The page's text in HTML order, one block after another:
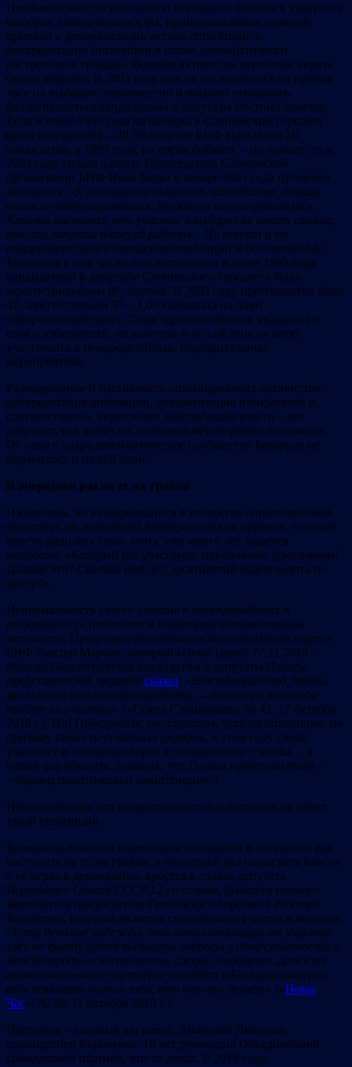
Необъяснимый по умолчанию переход от бойкота к участию в
выборах, смена, казалось бы, принципиальных позиций
привели к деморализации актива оппозиции, к
дискредитации оппозиции в глазах демократически
настроенных граждан. Рядовые активисты перестали верить
своим лидерам. В 2003 году они не откликнулись на призыв
«все на выборы», повсеместно и массово отказались
баллотироваться кандидатами в депутаты местных советов.
Если в июне 1995 года на выборы в Слонимский горсовет
(явка избирателей – 40,5%) партия БНФ выставила 16
кандидатов, в 1999 году, во время бойкота, – ни одного, то в
2003 году только одного. Председатель Слонимской
организации БНФ Иван Бедко в январе 2003 года публично
жаловался: «У нас сначала было семь кандидатов, давших
согласие баллотироваться. Но затем шесть отказались.
Кто-то посчитал, что участие в выборах не имеет смысла,
кого-то запугали потерей работы». Не поняли и не
поддержали такого поведения оппозиции и беспартийные.
Благодаря в том числе и их активности в июне 1995 года
кандидатами в депутаты Слонимского горсовета были
зарегистрированы 86 человек. В 2003 году претендентов было
47, зарегистровали 37 – 1,06 кандидата на один
избирательный округ. Люди здравого смысла, уважающие
себя и избирателей, не захотели и по сей день не хотят
участвовать в неопределённых, подозрительных
мероприятиях.
Разочарование и пассивность оппозиционных активистов,
дискредитация оппозиции, дезориентация избирателей и,
соответственно, укрепление действующей власти – вот
результат, как я считаю, позорной метаморфозы оппозиции.
От такого удара демократическое сообщество Беларуси не
оправилось и по сей день.
В очередной раз на те же грабли
Избиратель, не разбирающийся в тонкостях оппозиционной
политики, но жаждущий демократических перемен, готовый
внести ради них свою лепту, уже много лет задаётся
вопросом: «Который раз участвуем, показываем, доказываем!
Дальше что? Сколько ещё лет, десятилетий будем ходить по
кругу?».
Ненормальность своего участия в «псевдовыборах в
псевдопалату» понимают и нынешние оппозиционные
активисты. Представитель слонимской организации партии
БНФ Виктор Марчик, который сейчас (перед 17.11.2019 –
belisrael) баллотируется кандидатом в депутаты Палаты
представителей, недавно сказал: «Властям выгодно, чтобы
мы выставляли свои кандидатуры — благодаря нам люди
придут на участки». («Газета Слонімская», № 42, 17 октября
2019 г.). Но! Поредевшая, постаревшая, усталая оппозиция, по
призыву своих неутомимых лидеров, в этом году снова
участвует в «псевдовыборах в псевдопалату», чтобы… в
пятый раз показать, доказать, что Палата представителей –
«образец политической импотенции»?!
Неудивительно, что вышеупомянутый избиратель не верит
такой оппозиции.
Возможно, причина стремления оппозиции в очередной раз
наступить на те же грабли, в очередной раз подыграть власти
в её играх в демократию, кроется в словах депутата
Верховного Совета СССР 12-го созыва, бывшего первого
заместителя председателя Гомельского горсовета Виктора
Корнеенко, который является сторонником участия в выборах:
«Есть детские надежды, что отказ оппозиции от участия
уже по факту будет вызывать вопросы у общественности и
международных институтов. Скорее, наоборот. Даже те
немногочисленные партнёры утратят к Беларуси интерес,
ведь помогать можно тем, кто что-то делает» («Новы
Час», № 38, 11 октября 2019 г.).
Партнёры – весомый аргумент. Анатолий Лебедько,
однопартиец Корнеенко, 18 лет руководил Объединённой
гражданской партией, что-то делал. В 2018 году